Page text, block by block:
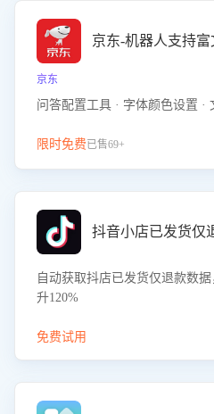
京东-机器人支持
京东
问答配置工具 · 字体颜色设置 ·
限时免费已售69+
自动获取抖店已发货仅退款数
升120%
免费试用